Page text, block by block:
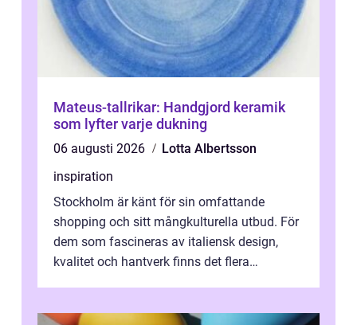
Mateus-tallrikar: Handgjord keramik
som lyfter varje dukning
06 augusti 2026
Lotta Albertsson
inspiration
Stockholm är känt för sin omfattande
shopping och sitt mångkulturella utbud. För
dem som fascineras av italiensk design,
kvalitet och hantverk finns det flera